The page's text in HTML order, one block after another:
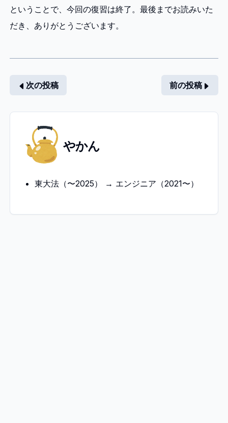
ということで、今回の復習は終了。最後までお読みいた
だき、ありがとうございます。
次の投稿 前の投稿
か
やかん
東大法（〜2025） → エンジニア（2021〜）